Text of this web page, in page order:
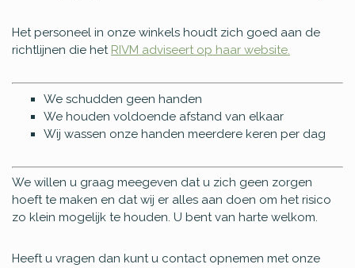
Het personeel in onze winkels houdt zich goed aan de
richtlijnen die het RIVM adviseert op haar website.
We schudden geen handen
We houden voldoende afstand van elkaar
Wij wassen onze handen meerdere keren per dag
We willen u graag meegeven dat u zich geen zorgen
hoeft te maken en dat wij er alles aan doen om het risico
zo klein mogelijk te houden. U bent van harte welkom.
Heeft u vragen dan kunt u contact opnemen met onze